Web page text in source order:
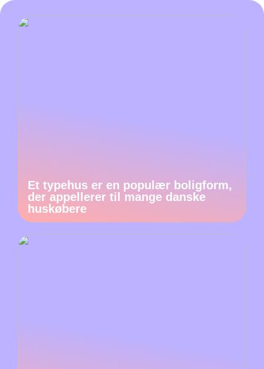
Et typehus er en populær boligform,
der appellerer til mange danske
huskøbere